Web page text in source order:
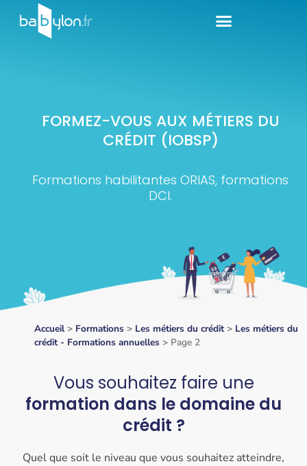
FORMEZ-VOUS AUX MÉTIERS DU
CRÉDIT (IOBSP)
Formations habilitantes ORIAS, formations
DCI.
Accueil> Formations > Les métiers du crédit> Les métiers du
crédit - Formations annuelles > Page 2
Vous souhaitez faire une
formation dans le domaine du
crédit ?
Quel que soit le niveau que vous souhaitez atteindre,